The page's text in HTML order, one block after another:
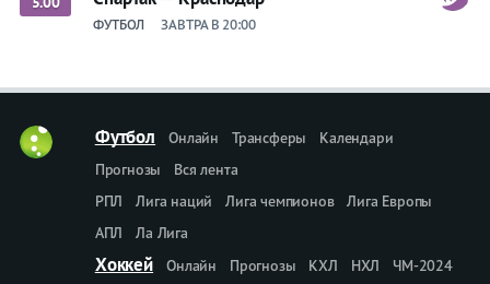
ФУТБОЛ ЗАВТРА В 20:00
Футбол Онлайн Трансферы
Календари
Прогнозы
Вся лента
РПЛ
Лига наций Лига чемпионов
Лига Европы
АПЛ
Ла Лига
Хоккей Онлайн Прогнозы КХЛ НХЛ ЧМ-2024